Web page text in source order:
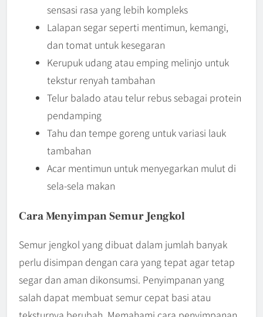
sensasi rasa yang lebih kompleks
Lalapan segar seperti mentimun, kemangi,
dan tomat untuk kesegaran
Kerupuk udang atau emping melinjo untuk
tekstur renyah tambahan
Telur balado atau telur rebus sebagai protein
pendamping
Tahu dan tempe goreng untuk variasi lauk
tambahan
Acar mentimun untuk menyegarkan mulut di
sela-sela makan
Cara Menyimpan Semur Jengkol
Semur jengkol yang dibuat dalam jumlah banyak
perlu disimpan dengan cara yang tepat agar tetap
segar dan aman dikonsumsi. Penyimpanan yang
salah dapat membuat semur cepat basi atau